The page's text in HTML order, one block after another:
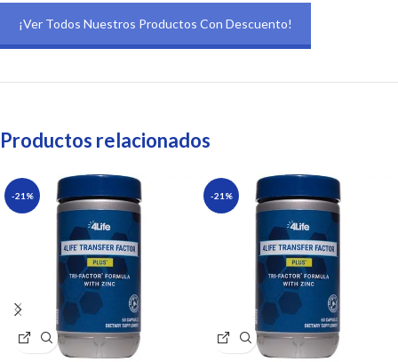
¡Ver Todos Nuestros Productos Con Descuento!
Productos relacionados
-21% -21%